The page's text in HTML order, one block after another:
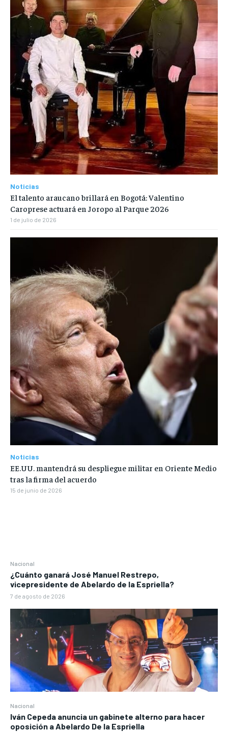
Nacional
¿Cuánto ganará José Manuel Restrepo,
vicepresidente de Abelardo de la Espriella?
7 de agosto de 2026
Nacional
Iván Cepeda anuncia un gabinete alterno para hacer
oposición a Abelardo De la Espriella
Noticias
El talento araucano brillará en Bogotá: Valentino
Caroprese actuará en Joropo al Parque 2026
1 de julio de 2026
Noticias
EE.UU. mantendrá su despliegue militar en Oriente Medio
tras la firma del acuerdo
15 de junio de 2026